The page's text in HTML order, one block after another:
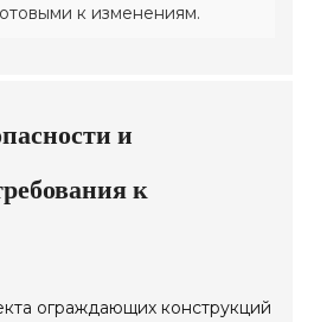
к изменениям.
и
к
ограждающих конструкций